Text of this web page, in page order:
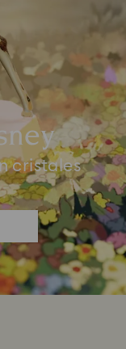
cristales